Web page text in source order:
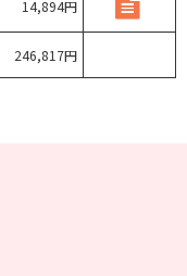
14,894円
246,817円